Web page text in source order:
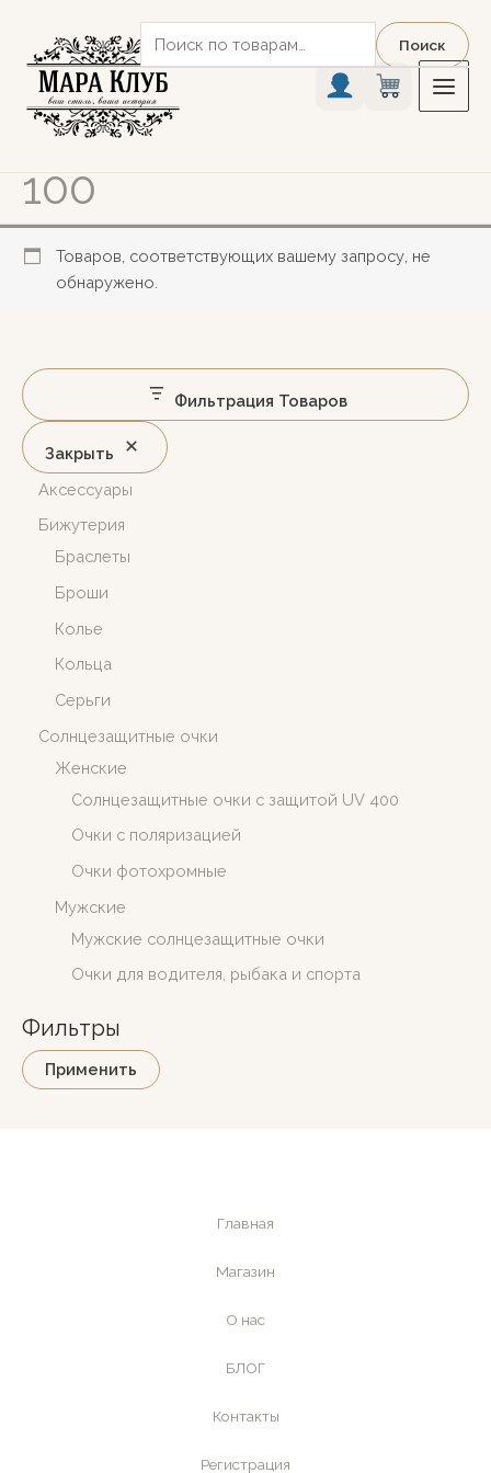
содержимому
Поиск
Фильтрация Товаров
Закрыть
Аксессуары
Бижутерия
Браслеты
Броши
Колье
Кольца
Серьги
Солнцезащитные очки
Женские
Солнцезащитные очки c защитой UV 400
Очки с поляризацией
Очки фотохромные
Мужские
Мужские солнцезащитные очки
Очки для водителя, рыбака и спорта
Фильтры
Применить
100
Товаров, соответствующих вашему запросу, не
обнаружено.
Главная
Магазин
О нас
БЛОГ
Контакты
Регистрация